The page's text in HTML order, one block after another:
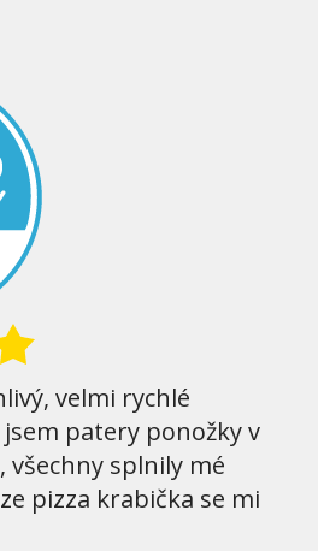
velmi rychlé
patery ponožky v
všechny splnily mé
pizza krabička se mi